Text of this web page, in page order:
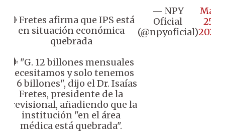
🔴 Fretes afirma que IPS está
en situación económica
quebrada
🗣️ "G. 12 billones mensuales
necesitamos y solo tenemos
G. 6 billones", dijo el Dr. Isaías
Fretes, presidente de la
previsional, añadiendo que la
institución "en el área
médica está quebrada".
— NPY
Oficial
(@npyoficial)
May
25,
2026